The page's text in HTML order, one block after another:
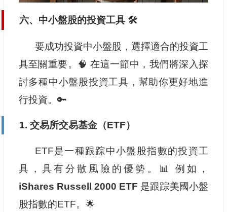
六、中小盤股的投資工具 🛠️
要成功投資中小盤股，選擇適合的投資工
具至關重要。🧠 在這一節中，我們將深入探
討多種中小盤股投資工具，幫助你更好地進
行投資。🔑
1. 交易所交易基金（ETF）
ETF是一種跟踪中小盤股指數的投資工
具，具有分散風險的優勢。📊 例如，
iShares Russell 2000 ETF 是跟踪美國小盤
股指數的ETF。🌟